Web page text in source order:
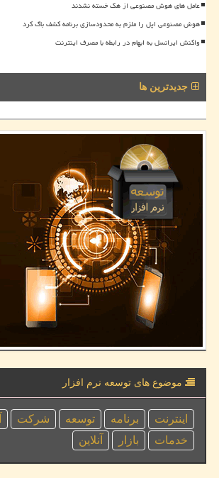
عامل های هوش مصنوعی از هک خسته نشدند
هوش مصنوعی اپل را ملزم به محدودسازی برنامه کشف باگ کرد
واکنش ایرانسل به ابهام در رابطه با مصرف اینترنت
جدیدترین ها
موضوع های توسعه نرم افزار
اینترنت برنامه توسعه شركت
خدمات
بازار آنلاین